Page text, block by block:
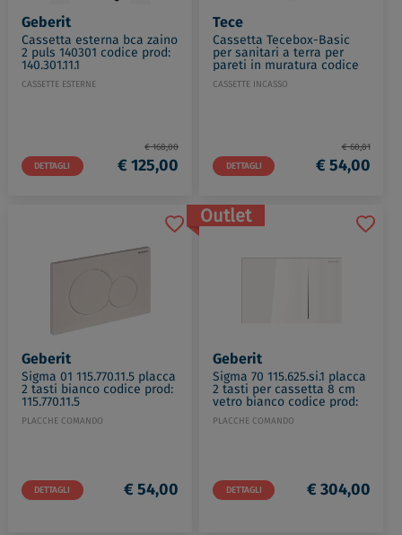
Geberit
Cassetta esterna bca zaino
2 puls 140301 codice prod:
140.301.11.1
CASSETTE ESTERNE
DETTAGLI
€ 168,00
€ 125,00
Tece
Cassetta Tecebox-Basic
per sanitari a terra per
pareti in muratura codice
prod: 9370007
CASSETTE INCASSO
DETTAGLI
€ 60,81
€ 54,00
Geberit
Sigma 01 115.770.11.5 placca
2 tasti bianco codice prod:
115.770.11.5
PLACCHE COMANDO
DETTAGLI € 54,00
Outlet
Geberit
Sigma 70 115.625.si.1 placca
2 tasti per cassetta 8 cm
vetro bianco codice prod:
115.625.SI.1
PLACCHE COMANDO
DETTAGLI € 304,00